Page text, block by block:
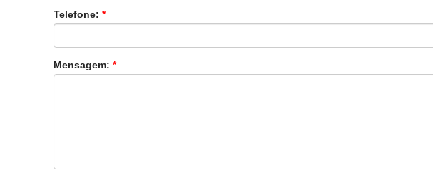
Telefone: *
Mensagem: *